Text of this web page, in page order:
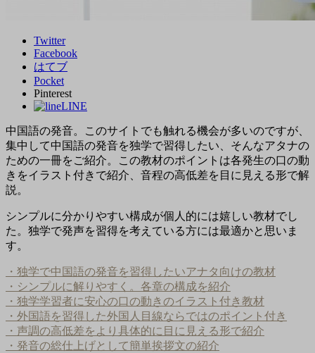
Twitter
Facebook
はてブ
Pocket
Pinterest
LINE
中国語の発音。このサイトでも触れる機会が多いのですが、
集中して中国語の発音を独学で習得したい、そんなアタナの
ための一冊をご紹介。この教材のポイントは各発生の口の動
きをイラスト付きで紹介、音程の高低差を目に見える形で解
説。
シンプルに分かりやすい構成が個人的には嬉しい教材でし
た。独学で発声を習得を考えている方には最適かと思いま
す。
・独学で中国語の発音を習得したいアナタ向けの教材
・シンプルに解りやすく。各章の構成を紹介
・独学学習者に安心の口の動きのイラスト付き教材
・外国語を習得した外国人目線ならではのポイント付き
・声調の高低差をより具体的に目に見える形で紹介
・発音の総仕上げとして簡単挨拶文の紹介